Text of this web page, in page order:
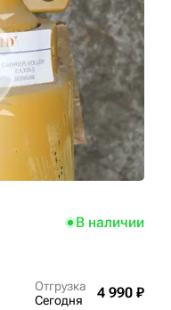
В наличии
Отгрузка
Сегодня
4 990 ₽